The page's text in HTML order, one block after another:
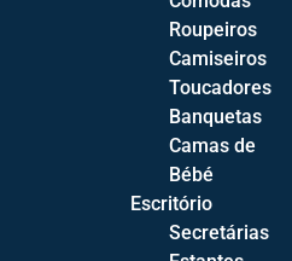
Sala de Estar
Cadeirões
Bases TV
Licoreiros
Roupeiros
Camiseiros
Toucadores
Banquetas
Camas de
Bébé
Escritório
Secretárias